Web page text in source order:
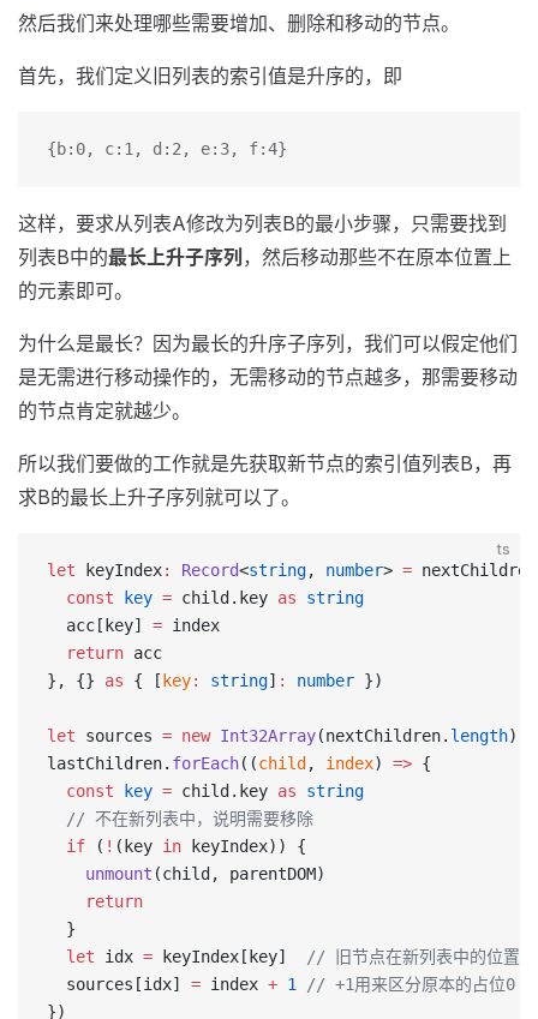
然后我们来处理哪些需要增加、删除和移动的节点。
首先，我们定义旧列表的索引值是升序的，即
{b:0, c:1, d:2, e:3, f:4}
这样，要求从列表A修改为列表B的最小步骤，只需要找到
列表B中的最长上升子序列 ，然后移动那些不在原本位置上
的元素即可。
为什么是最长？因为最长的升序子序列，我们可以假定他们
是无需进行移动操作的，无需移动的节点越多，那需要移动
的节点肯定就越少。
所以我们要做的工作就是先获取新节点的索引值列表B，再
求B的最长上升子序列就可以了。
ts
let keyIndex: Record<string, number> =
  const
key = child.key as string
  acc[key]
= index
  return
acc
}, {} as { [ key: string] : number })
let sources = new Int32Array(nextChildren. length);
lastChildren. forEach((child , index) => {
  const
key = child.key as string
  // 不在新列表中，说明需要移除
  if
( ! (key in keyIndex)) {
    unmount
(child, parentDOM)
    return
  }
  let
idx = keyIndex[key]
// 旧节点在新列表中的位置
  sources[idx]
= index + 1
// +1用来区分原本的占位0
})